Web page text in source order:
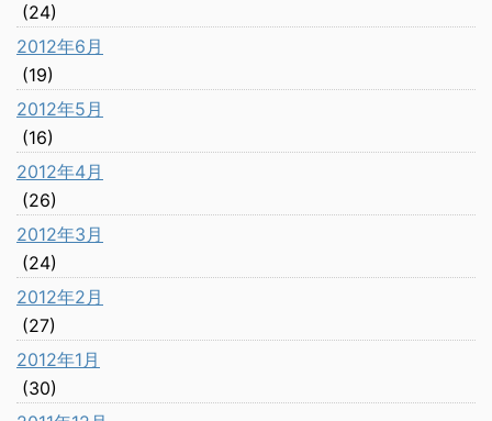
(24)
2012年6月
(19)
2012年5月
(16)
2012年4月
(26)
2012年3月
(24)
2012年2月
(27)
2012年1月
(30)